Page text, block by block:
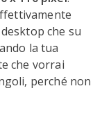
che su
la tua
che vorrai
perché non